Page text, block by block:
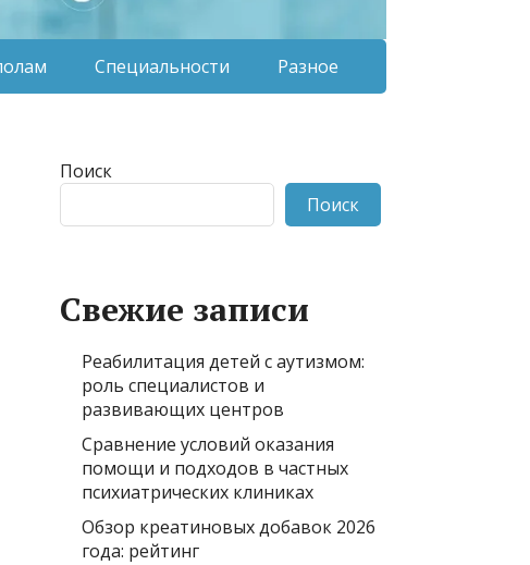
Специальности Разное
Поиск
Поиск
Свежие записи
Реабилитация детей с аутизмом:
роль специалистов и
развивающих центров
Сравнение условий оказания
помощи и подходов в частных
психиатрических клиниках
Обзор креатиновых добавок 2026
года: рейтинг